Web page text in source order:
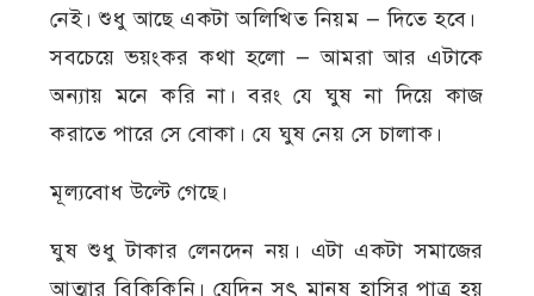
নেই। শুধু আছে একটা অলিখিত নিয়ম — দিতে হবে।
সবচেয়ে ভয়ংকর কথা হলো — আমরা আর এটাকে
অন্যায় মনে করি না। বরং যে ঘুষ না দিয়ে কাজ
করাতে পারে সে বোকা। যে ঘুষ নেয় সে চালাক।
মূল্যবোধ উল্টে গেছে।
ঘুষ শুধু টাকার লেনদেন নয়। এটা একটা সমাজের
আত্মার বিকিকিনি। যেদিন সৎ মানুষ হাসির পাত্র হয়